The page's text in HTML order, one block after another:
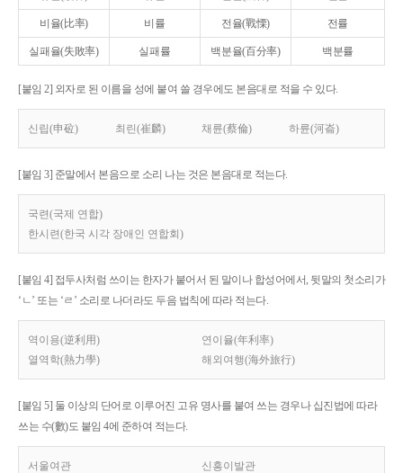
비율(比率) 비률 전율(戰慄) 전률
실패율(失敗率) 실패률 백분율(百分率) 백분률
[붙임 2] 외자로 된 이름을 성에 붙여 쓸 경우에도 본음대로 적을 수 있다.
신립(申砬) 최린(崔麟) 채륜(蔡倫) 하륜(河崙)
[붙임 3] 준말에서 본음으로 소리 나는 것은 본음대로 적는다.
국련(국제 연합)
한시련(한국 시각 장애인 연합회)
[붙임 4] 접두사처럼 쓰이는 한자가 붙어서 된 말이나 합성어에서, 뒷말의 첫소리가
‘ㄴ’ 또는 ‘ㄹ’ 소리로 나더라도 두음 법칙에 따라 적는다.
역이용(逆利用)
연이율(年利率)
열역학(熱力學)
해외여행(海外旅行)
[붙임 5] 둘 이상의 단어로 이루어진 고유 명사를 붙여 쓰는 경우나 십진법에 따라
쓰는 수(數)도 붙임 4에 준하여 적는다.
서울여관 신흥이발관